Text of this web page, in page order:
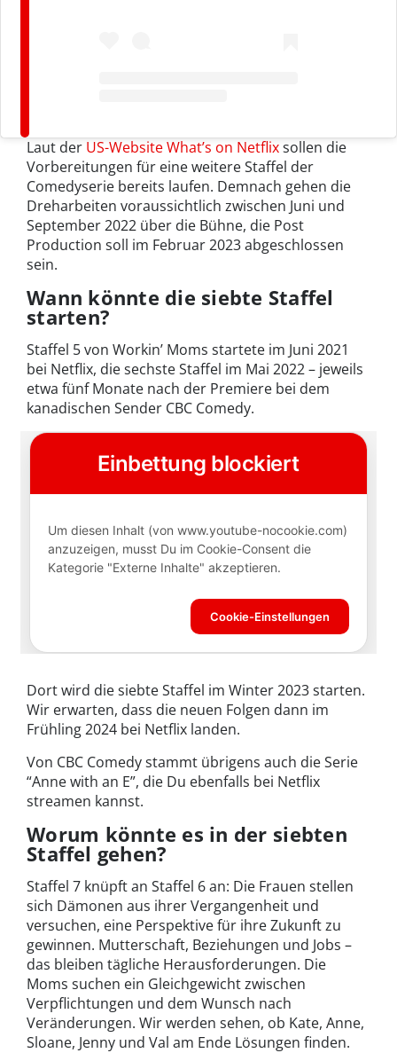
Laut der US-Website What’s on Netflixsollen die
Vorbereitungen für eine weitere Staffel der
Comedyserie bereits laufen. Demnach gehen die
Dreharbeiten voraussichtlich zwischen Juni und
September 2022 über die Bühne, die Post
Production soll im Februar 2023 abgeschlossen
sein.
Wann könnte die siebte Staffel
starten?
Staffel 5 von Workin’ Moms startete im Juni 2021
bei Netflix, die sechste Staffel im Mai 2022 – jeweils
etwa fünf Monate nach der Premiere bei dem
kanadischen Sender CBC Comedy.
Dort wird die siebte Staffel im Winter 2023 starten.
Wir erwarten, dass die neuen Folgen dann im
Frühling 2024 bei Netflix landen.
Von CBC Comedy stammt übrigens auch die Serie
“Anne with an E”, die Du ebenfalls bei Netflix
streamen kannst.
Worum könnte es in der siebten
Staffel gehen?
Staffel 7 knüpft an Staffel 6 an: Die Frauen stellen
sich Dämonen aus ihrer Vergangenheit und
versuchen, eine Perspektive für ihre Zukunft zu
gewinnen. Mutterschaft, Beziehungen und Jobs –
das bleiben tägliche Herausforderungen. Die
Moms suchen ein Gleichgewicht zwischen
Verpflichtungen und dem Wunsch nach
Veränderungen. Wir werden sehen, ob Kate, Anne,
Sloane, Jenny und Val am Ende Lösungen finden.